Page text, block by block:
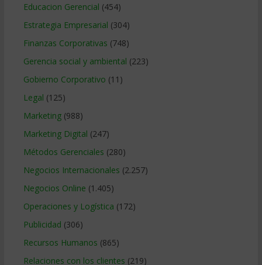
Educacion Gerencial (454)
Estrategia Empresarial (304)
Finanzas Corporativas (748)
Gerencia social y ambiental (223)
Gobierno Corporativo (11)
Legal (125)
Marketing(988)
Marketing Digital (247)
Métodos Gerenciales (280)
Negocios Internacionales (2.257)
Negocios Online (1.405)
Operaciones y Logística (172)
Publicidad (306)
Recursos Humanos (865)
Relaciones con los clientes (219)